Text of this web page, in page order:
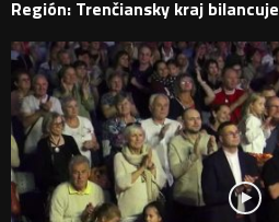
Región: Trenčiansky kraj bilancuje